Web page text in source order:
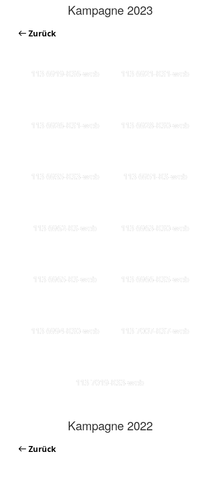
Kampagne 2023
Zurück
113 6919-KS6-web 113 6921-KS1-web
113 6926-KS1-web 113 6928-KS0-web
113 6935-KS3-web 113 6951-KS-web
113 6962-KS-web 113 6963-KS0-web
113 6965-KS-web 113 6966-KS5-web
113 6994-KS0-web 113 7007-KS7-web
113 7019-KS3-web
Kampagne 2022
Zurück